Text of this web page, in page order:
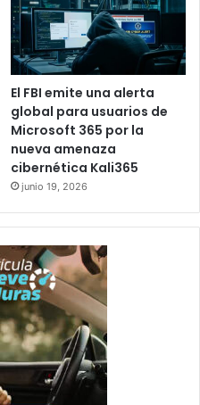
El FBI emite una alerta
global para usuarios de
Microsoft 365 por la
nueva amenaza
cibernética Kali365
junio 19, 2026